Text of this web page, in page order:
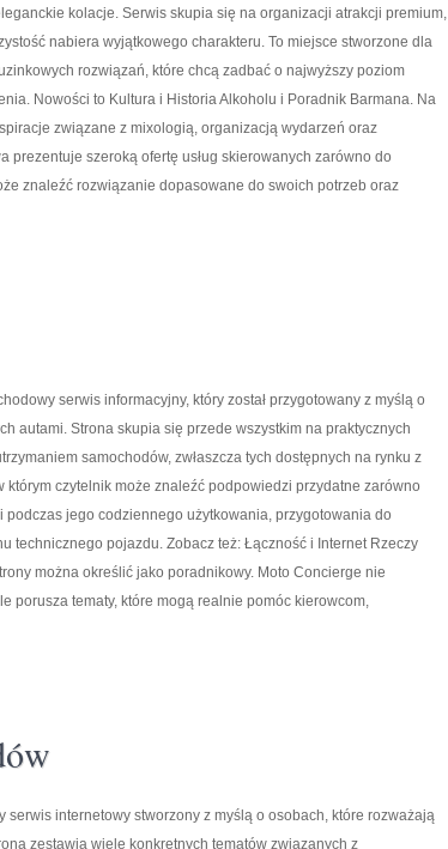
kolacje. Serwis skupia się na organizacji atrakcji premium,
nabiera wyjątkowego charakteru. To miejsce stworzone dla
rozwiązań, które chcą zadbać o najwyższy poziom
Nowości to Kultura i Historia Alkoholu i Poradnik Barmana. Na
związane z mixologią, organizacją wydarzeń oraz
szeroką ofertę usług skierowanych zarówno do
znaleźć rozwiązanie dopasowane do swoich potrzeb oraz
serwis informacyjny, który został przygotowany z myślą o
autami. Strona skupia się przede wszystkim na praktycznych
samochodów, zwłaszcza tych dostępnych na rynku z
którym czytelnik może znaleźć podpowiedzi przydatne zarówno
podczas jego codziennego użytkowania, przygotowania do
technicznego pojazdu. Zobacz też: Łączność i Internet Rzeczy
można określić jako poradnikowy. Moto Concierge nie
porusza tematy, które mogą realnie pomóc kierowcom,
serwis internetowy stworzony z myślą o osobach, które rozważają
zestawia wiele konkretnych tematów związanych z